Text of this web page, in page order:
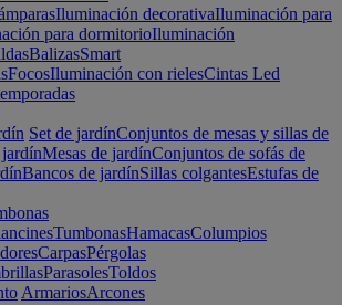
Iluminación decorativaIluminación para
para dormitorioIluminación
BalizasSmart
FocosIluminación con rielesCintas Led
Set de jardínConjuntos de mesas y sillas de
Mesas de jardínConjuntos de sofás de
Bancos de jardínSillas colgantesEstufas de
TumbonasHamacasColumpios
CarpasPérgolas
ParasolesToldos
ArmariosArcones